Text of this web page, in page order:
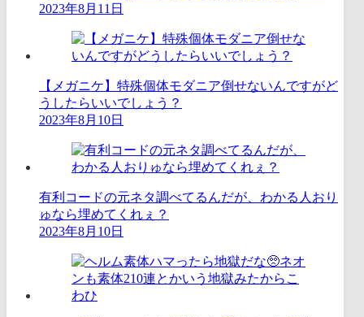
2023年8月11日
【メガニケ】特殊個体モダニア倒せないんですがど
うしたらいいでしょう？
2023年8月10日
有利コードの元ネタ調べてるんだが、わかる人おり
ゅなら埋めてくれぇ？
2023年8月10日